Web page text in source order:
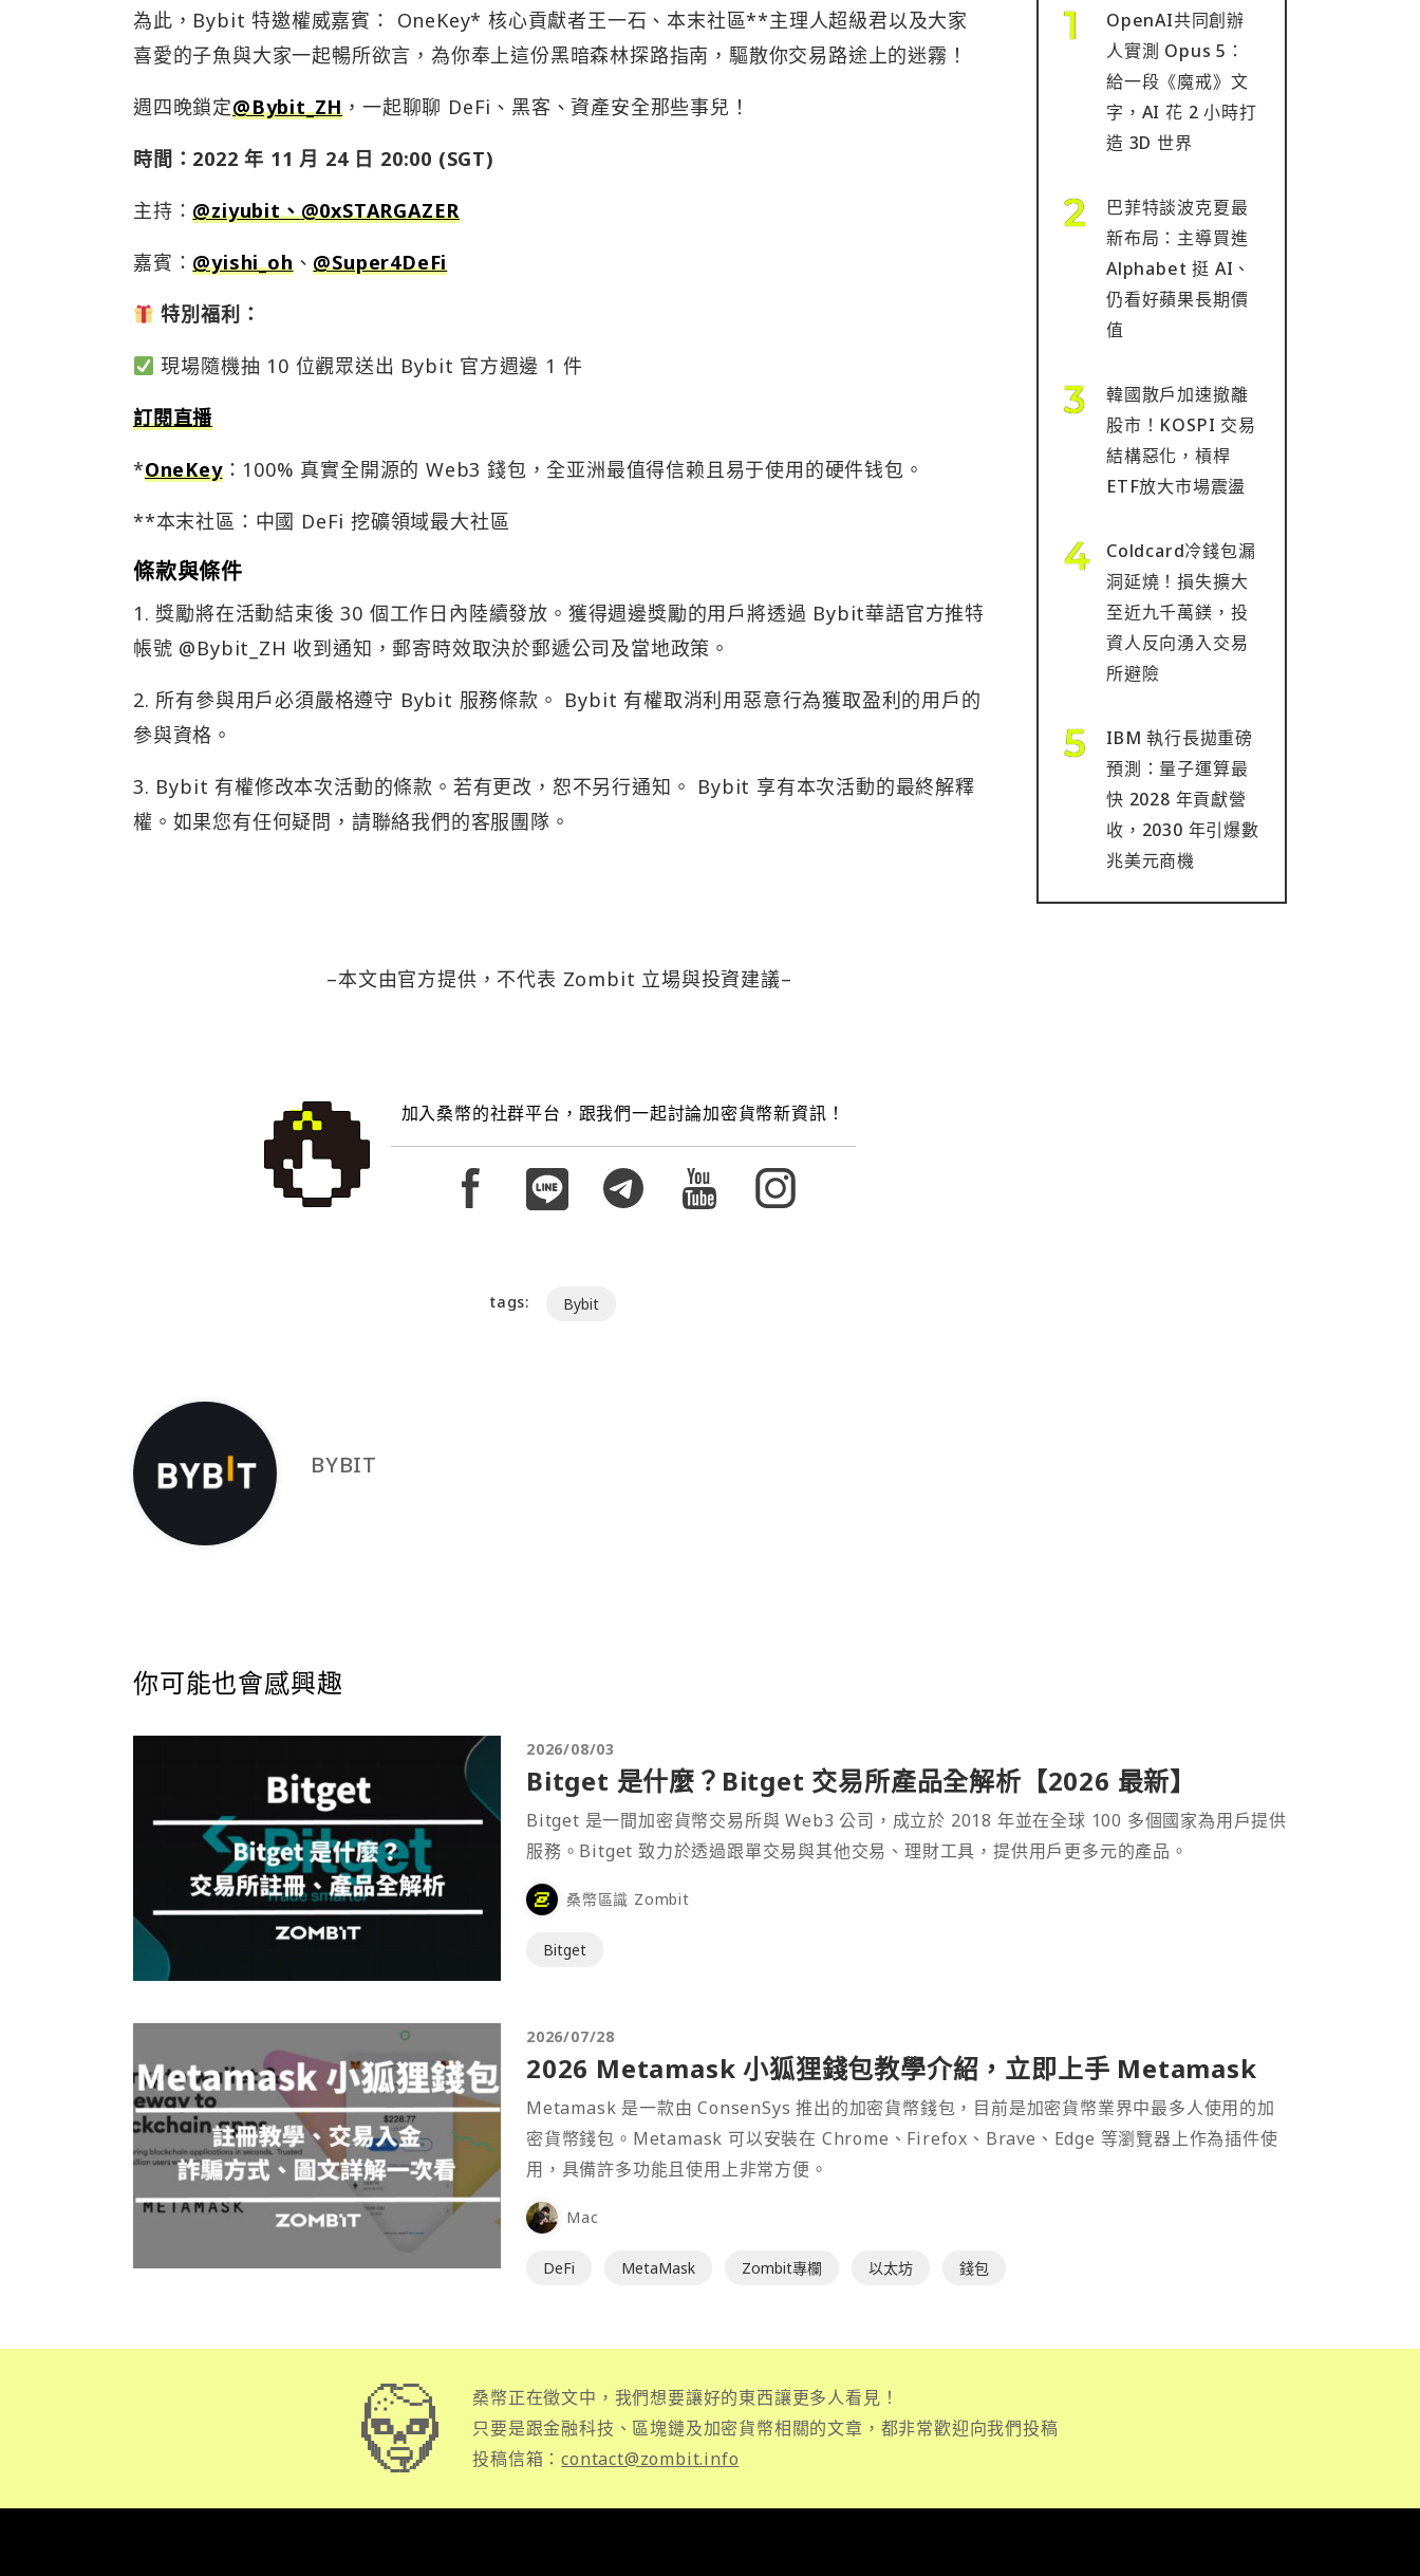
為此，Bybit 特邀權威嘉賓： OneKey* 核心貢獻者王一石、本末社區**主理人超級君以及大家
喜愛的子魚與大家一起暢所欲言，為你奉上這份黑暗森林探路指南，驅散你交易路途上的迷霧！
週四晚鎖定@Bybit_ZH ，一起聊聊 DeFi、黑客、資產安全那些事兒！
時間：2022 年 11 月 24 日 20:00 (SGT)
主持：@ziyubit、@0xSTARGAZER
嘉賓：@yishi_oh、@Super4DeFi
特別福利：
現場隨機抽 10 位觀眾送出 Bybit 官方週邊 1 件
訂閱直播
*OneKey：100% 真實全開源的 Web3 錢包，全亚洲最值得信赖且易于使用的硬件钱包。
**本末社區：中國 DeFi 挖礦領域最大社區
條款與條件
1. 獎勵將在活動結束後 30 個工作日內陸續發放。獲得週邊獎勵的用戶將透過 Bybit華語官方推特
帳號 @Bybit_ZH 收到通知，郵寄時效取決於郵遞公司及當地政策。
2. 所有參與用戶必須嚴格遵守 Bybit 服務條款。 Bybit 有權取消利用惡意行為獲取盈利的用戶的
參與資格。
3. Bybit 有權修改本次活動的條款。若有更改，恕不另行通知。 Bybit 享有本次活動的最終解釋
權。如果您有任何疑問，請聯絡我們的客服團隊。
–本文由官方提供，不代表 Zombit 立場與投資建議–
加入桑幣的社群平台，跟我們一起討論加密貨幣新資訊！
tags: Bybit
BYBIT
OpenAI共同創辦
人實測 Opus 5：
給一段《魔戒》文
字，AI 花 2 小時打
造 3D 世界
巴菲特談波克夏最
新布局：主導買進
Alphabet 挺 AI、
仍看好蘋果長期價
值
韓國散戶加速撤離
股市！KOSPI 交易
結構惡化，槓桿
ETF放大市場震盪
Coldcard冷錢包漏
洞延燒！損失擴大
至近九千萬鎂，投
資人反向湧入交易
所避險
IBM 執行長拋重磅
預測：量子運算最
快 2028 年貢獻營
收，2030 年引爆數
兆美元商機
你可能也會感興趣
2026/08/03
Bitget 是什麼？Bitget 交易所產品全解析【2026 最新】
Bitget 是一間加密貨幣交易所與 Web3 公司，成立於 2018 年並在全球 100 多個國家為用戶提供
服務。Bitget 致力於透過跟單交易與其他交易、理財工具，提供用戶更多元的產品。
桑幣區識 Zombit
Bitget
2026/07/28
2026 Metamask 小狐狸錢包教學介紹，立即上手 Metamask
Metamask 是一款由 ConsenSys 推出的加密貨幣錢包，目前是加密貨幣業界中最多人使用的加
密貨幣錢包。Metamask 可以安裝在 Chrome、Firefox、Brave、Edge 等瀏覽器上作為插件使
用，具備許多功能且使用上非常方便。
Mac
DeFi MetaMask Zombit專欄 以太坊 錢包
桑幣正在徵文中，我們想要讓好的東西讓更多人看見！
只要是跟金融科技、區塊鏈及加密貨幣相關的文章，都非常歡迎向我們投稿
投稿信箱：contact@zombit.info